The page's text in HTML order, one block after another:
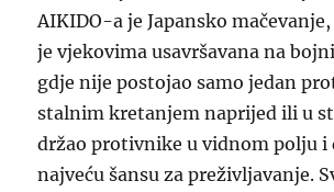
AIKIDO-a je Japansko
je vjekovima usavršavana na
gdje nije postojao samo jedan
stalnim kretanjem naprijed ili u
držao protivnike u vidnom polju i
najveću šansu za preživljavanje.